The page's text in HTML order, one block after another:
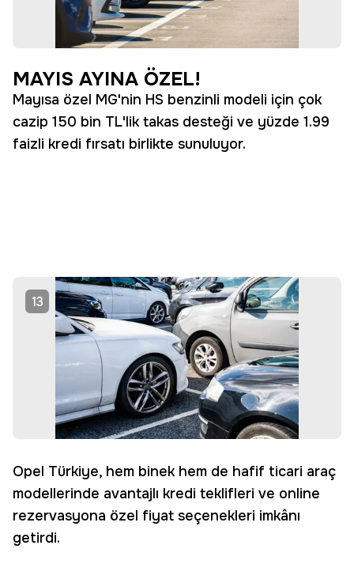
MAYIS AYINA ÖZEL!
Mayısa özel MG'nin HS benzinli modeli için çok
cazip 150 bin TL'lik takas desteği ve yüzde 1.99
faizli kredi fırsatı birlikte sunuluyor.
13
Opel Türkiye, hem binek hem de hafif ticari araç
modellerinde avantajlı kredi teklifleri ve online
rezervasyona özel fiyat seçenekleri imkânı
getirdi.